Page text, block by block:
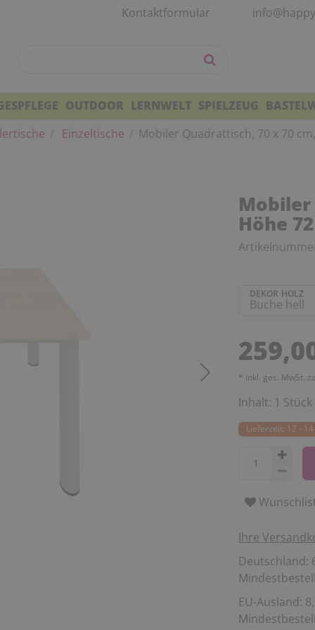
Kontaktformular
OUTDOOR LERNWELT SPIELZEUG
Einzeltische Mobiler Quadrattisch, 70 x 70
Mobiler
Höhe
DEKOR HOLZ
* inkl. ges. MwSt.
Inhalt: 1 Stück
Lieferzeit: 12 -
Ihre
Deutschland:
EU-Ausland: